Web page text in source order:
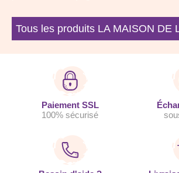
Tous les produits LA MAISON DE
Paiement SSL
100% sécurisé